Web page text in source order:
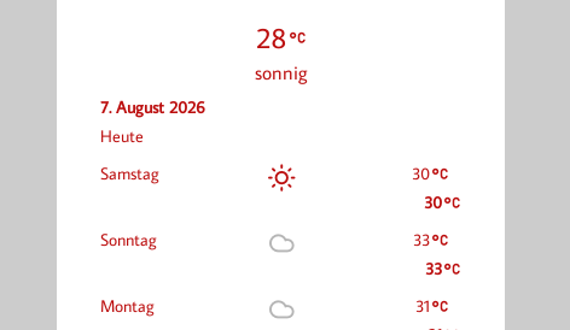
28
sonnig
7. August 2026
Heute
Samstag
30
30
Sonntag
33
33
Montag
31